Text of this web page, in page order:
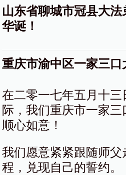
山东省聊城市冠县大
华诞！
重庆市渝中区一家三
在二零一七年五月十
际，我们重庆市一家
顺心如意！
我们愿意紧紧跟随师
程，兑现自己的誓约。